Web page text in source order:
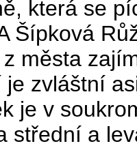
která se
Šípková
města
zvláštní
je v
střední a